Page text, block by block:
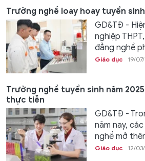
Trường nghề loay hoay tuyển sinh
GD&TĐ -
nghiệp
đẳng nghề
Giáo dục 19/
Trường nghề tuyển sinh năm
thực tiễn
GD&TĐ -
năm nay,
nghề mở
Giáo dục 12/